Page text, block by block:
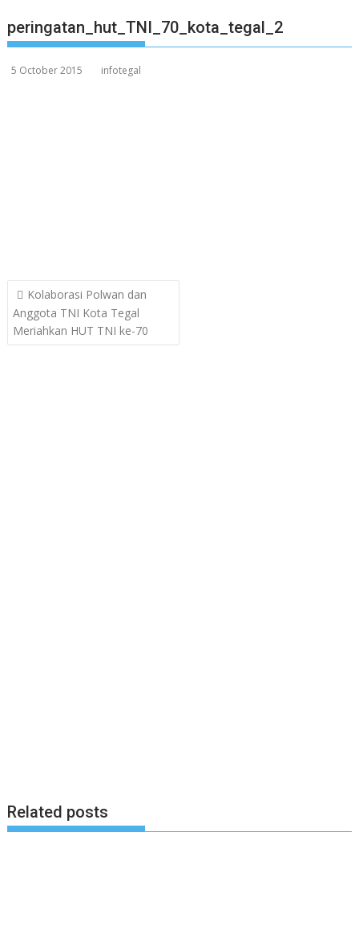
peringatan_hut_TNI_70_kota_tegal_2
5 October 2015 infotegal
Post
navigation
Kolaborasi Polwan dan
Anggota TNI Kota Tegal
Meriahkan HUT TNI ke-70
Related posts